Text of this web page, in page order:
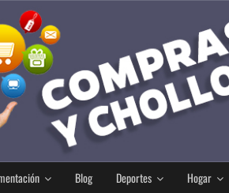
Blog Deportes Hogar